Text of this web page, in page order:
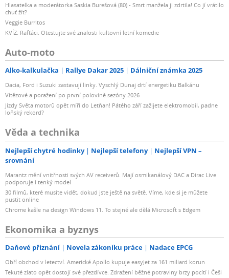
Hlasatelka a moderátorka Saskia Burešová (80) - Smrt manžela ji zdrtila! Co jí vrátilo
chuť žít?
Veggie Burritos
KVÍZ: Rafťáci. Otestujte své znalosti kultovní letní komedie
Auto-moto
Alko-kalkulačka Rallye Dakar 2025 Dálniční známka 2025
Dacia, Ford i Suzuki zastavují linky. Vyschlý Dunaj drtí energetiku Balkánu
Vítězové a poražení po první polovině sezóny 2026
Jízdy Světa motorů opět míří do Letňan! Pátého září zažijete elektromobil, padne
loňský rekord?
Věda a technika
Nejlepší chytré hodinky Nejlepší telefony
Nejlepší VPN –
srovnání
Marantz mění vnitřnosti svých AV receiverů. Mají osmikanálový DAC a Dirac Live
podporuje i tenký model
30 filmů, které musíte vidět, dokud jste ještě na světě. Víme, kde si je můžete
pustit online
Chrome kašle na design Windows 11. To stejné ale dělá Microsoft s Edgem
Ekonomika a byznys
Daňové přiznání Novela zákoníku práce Nadace EPCG
Obří obchod v letectví. Americké Apollo kupuje easyJet za 161 miliard korun
Tekuté zlato opět dostojí své přezdívce. Zdražení běžné potraviny brzy pocítí i Češi